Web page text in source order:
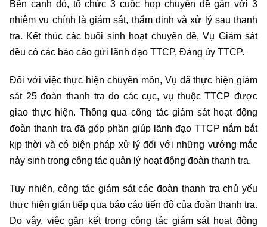
Bên cạnh đó, tổ chức 3 cuộc họp chuyên đề gắn với 3
nhiệm vụ chính là giám sát, thẩm định và xử lý sau thanh
tra. Kết thúc các buổi sinh hoạt chuyên đề, Vụ Giám sát
đều có các báo cáo gửi lãnh đạo TTCP, Đảng ủy TTCP.
Đối với việc thực hiện chuyên môn, Vụ đã thực hiện giám
sát 25 đoàn thanh tra do các cục, vụ thuộc TTCP được
giao thực hiện. Thông qua công tác giám sát hoạt động
đoàn thanh tra đã góp phần giúp lãnh đạo TTCP nắm bắt
kịp thời và có biện pháp xử lý đối với những vướng mắc
nảy sinh trong công tác quản lý hoạt động đoàn thanh tra.
Tuy nhiên, công tác giám sát các đoàn thanh tra chủ yếu
thực hiện gián tiếp qua báo cáo tiến độ của đoàn thanh tra.
Do vậy, việc gắn kết trong công tác giám sát hoạt động